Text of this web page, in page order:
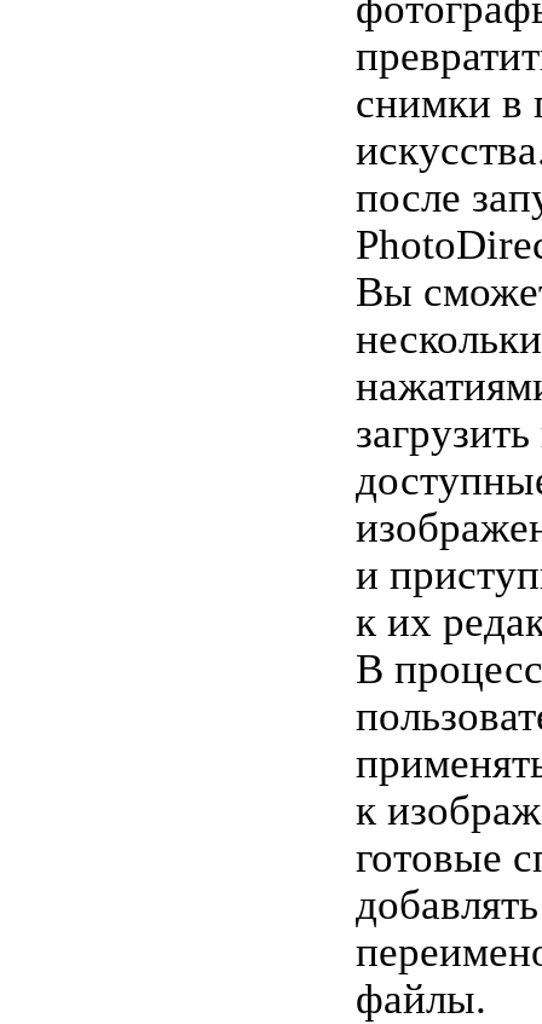
снимки в
после
Вы
и
к их
В
к
готовые
файлы.